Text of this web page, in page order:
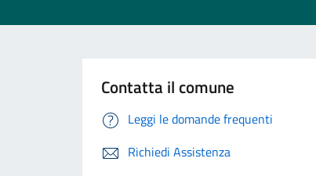
Contatta il comune
Leggi le domande frequenti
Richiedi Assistenza